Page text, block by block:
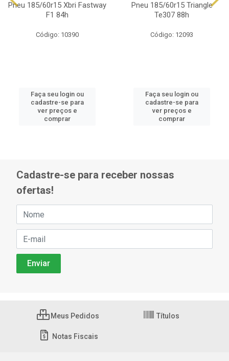
Pneu 185/60r15 Xbri Fastway
F1 84h
Código: 10390
Faça seu login ou
cadastre-se para
ver preços e
comprar
Pneu 185/60r15 Triangle
Te307 88h
Código: 12093
Faça seu login ou
cadastre-se para
ver preços e
comprar
Cadastre-se para receber nossas
ofertas!
Meus Pedidos Títulos
Notas Fiscais